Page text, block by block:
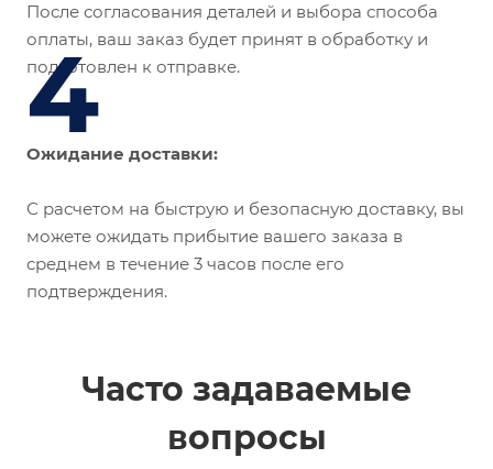
После согласования деталей и выбора способа
оплаты, ваш заказ будет принят в обработку и
подготовлен к отправке.
4
Ожидание доставки:
С расчетом на быструю и безопасную доставку, вы
можете ожидать прибытие вашего заказа в
среднем в течение 3 часов после его
подтверждения.
Часто задаваемые
вопросы